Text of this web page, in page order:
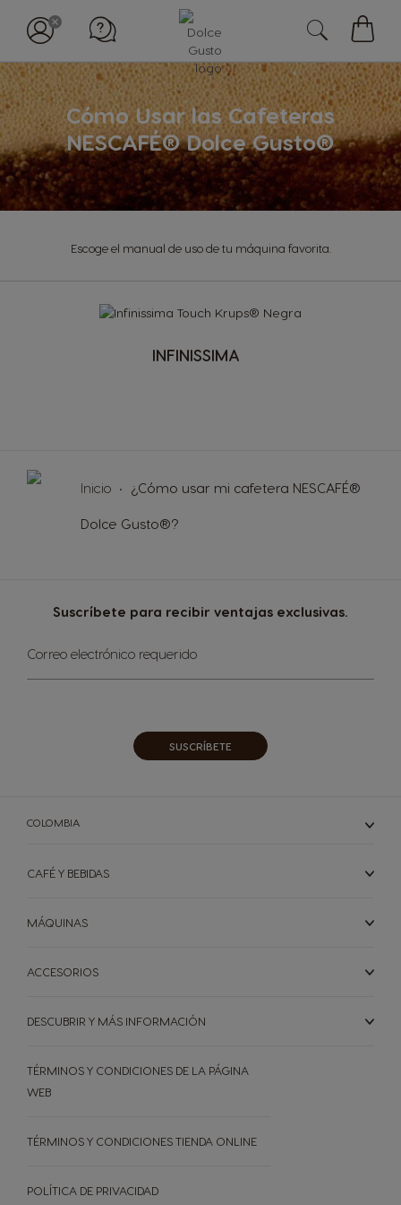
Cart
Cómo Usar las Cafeteras
NESCAFÉ® Dolce Gusto®
Escoge el manual de uso de tu máquina favorita.
INFINISSIMA
Inicio ¿Cómo usar mi cafetera NESCAFÉ®
Dolce Gusto®?
Suscríbete para recibir ventajas exclusivas.
Sign
Up
for
Correo electrónico requerido
SUSCRÍBETE
COLOMBIA
CAFÉ Y BEBIDAS
MÁQUINAS
ACCESORIOS
DESCUBRIR Y MÁS INFORMACIÓN
TÉRMINOS Y CONDICIONES DE LA PÁGINA
WEB
TÉRMINOS Y CONDICIONES TIENDA ONLINE
POLÍTICA DE PRIVACIDAD